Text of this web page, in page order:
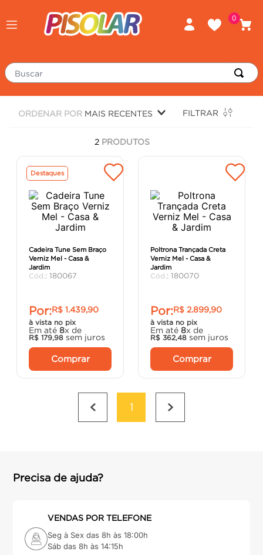
0
Buscar
ORDENAR POR MAIS RECENTES FILTRAR
2 PRODUTOS
Destaques
Cadeira Tune Sem Braço
Verniz Mel - Casa &
Jardim
: 180067
Por:R$ 1.439,90
à vista no pix
Em até 8x de
R$ 179,98 sem juros
Comprar
Poltrona Trançada Creta
Verniz Mel - Casa &
Jardim
: 180070
Por:R$ 2.899,90
à vista no pix
Em até 8x de
R$ 362,48 sem juros
Comprar
1
Precisa de ajuda?
VENDAS POR TELEFONE
Seg à Sex das 8h às 18:00h
Sáb das 8h às 14:15h
º revestimento
massa corrida
chuveiro
porta
º argamassa
º cimento